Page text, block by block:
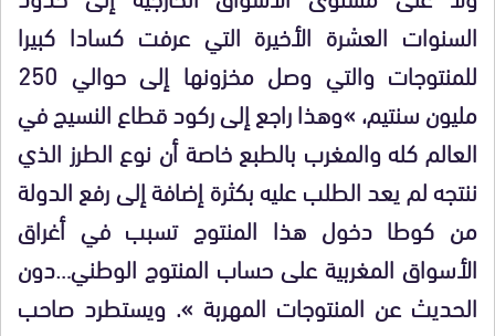
السنوات العشرة الأخيرة التي عرفت كسادا كبيرا
للمنتوجات والتي وصل مخزونها إلى حوالي 250
مليون سنتيم، »وهذا راجع إلى ركود قطاع النسيج في
العالم كله والمغرب بالطبع خاصة أن نوع الطرز الذي
ننتجه لم يعد الطلب عليه بكثرة إضافة إلى رفع الدولة
من كوطا دخول هذا المنتوج تسبب في أغراق
الأسواق المغربية على حساب المنتوج الوطني…دون
الحديث عن المنتوجات المهربة ». ويستطرد صاحب